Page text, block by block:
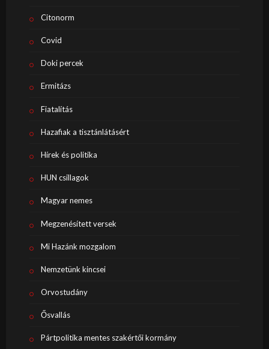
Citonorm
Covid
Doki percek
Ermitázs
Fiatalítás
Hazafiak a tisztánlátásért
Hírek és politika
HUN csillagok
Magyar nemes
Megzenésített versek
Mi Hazánk mozgalom
Nemzetünk kincsei
Orvostudány
Ősvallás
Pártpolitika mentes szakértői kormány